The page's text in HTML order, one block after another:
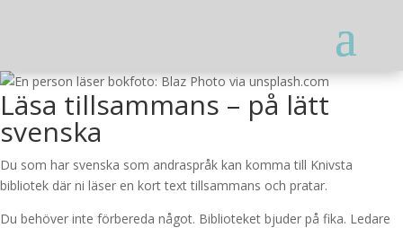
foto: Blaz Photo via unsplash.com
Läsa tillsammans – på lätt
svenska
Du som har svenska som andraspråk kan komma till Knivsta
bibliotek där ni läser en kort text tillsammans och pratar.
Du behöver inte förbereda något. Biblioteket bjuder på fika. Ledare